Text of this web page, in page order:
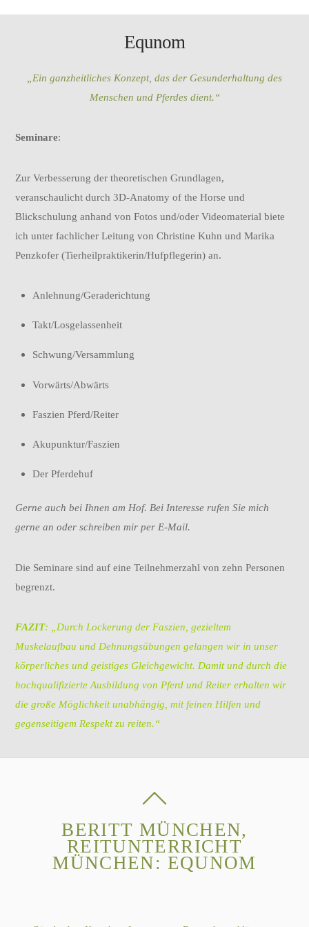
Equnom
„Ein ganzheitliches Konzept, das der Gesunderhaltung des
Menschen und Pferdes dient.“
Seminare:
Zur Verbesserung der theoretischen Grundlagen,
veranschaulicht durch 3D-Anatomy of the Horse und
Blickschulung anhand von Fotos und/oder Videomaterial biete
ich unter fachlicher Leitung von Christine Kuhn und Marika
Penzkofer (Tierheilpraktikerin/Hufpflegerin) an.
Anlehnung/Geraderichtung
Takt/Losgelassenheit
Schwung/Versammlung
Vorwärts/Abwärts
Faszien Pferd/Reiter
Akupunktur/Faszien
Der Pferdehuf
Gerne auch bei Ihnen am Hof. Bei Interesse rufen Sie mich
gerne an oder schreiben mir per E-Mail.
Die Seminare sind auf eine Teilnehmerzahl von zehn Personen
begrenzt.
FAZIT: „Durch Lockerung der Faszien, gezieltem
Muskelaufbau und Dehnungsübungen gelangen wir in unser
körperliches und geistiges Gleichgewicht. Damit und durch die
hochqualifizierte Ausbildung von Pferd und Reiter erhalten wir
die große Möglichkeit unabhängig, mit feinen Hilfen und
gegenseitigem Respekt zu reiten.“
BERITT MÜNCHEN,
REITUNTERRICHT
MÜNCHEN: EQUNOM